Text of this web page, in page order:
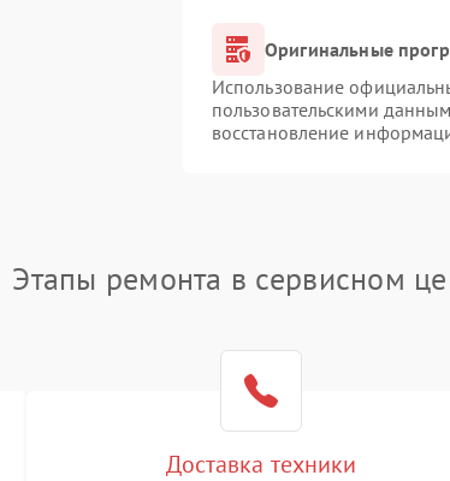
Оригинальные
Использование
пользовательскими
восстановление
Этапы ремонта в сервисном
Доставка техники